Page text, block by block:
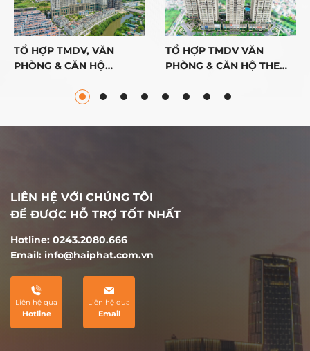
TỔ HỢP TMDV, VĂN
PHÒNG & CĂN HỘ
TỔ HỢP TMDV VĂN
PHÒNG & CĂN HỘ THE
LIÊN HỆ VỚI CHÚNG TÔI
ĐỂ ĐƯỢC HỖ TRỢ TỐT NHẤT
Hotline: 0243.2080.666
Email: info@haiphat.com.vn
Liên hệ qua
Hotline
Liên hệ qua
Email